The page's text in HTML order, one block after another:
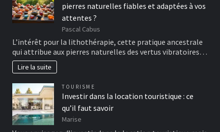
pierres naturelles fiables et adaptées à vos
attentes ?
Pascal Cabus
L’intérêt pour la lithothérapie, cette pratique ancestrale
qui attribue aux pierres naturelles des vertus vibratoires…
Lire la suite
TOURISME
Investir dans la location touristique : ce
qu’il faut savoir
Marise